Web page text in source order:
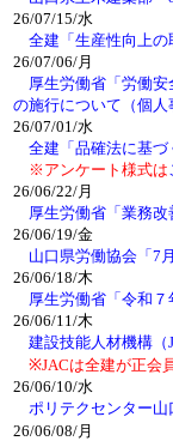
26/07/15/水
全建「生産性向上
26/07/06/月
厚生労働省「労働
の施行について（個人
26/07/01/水
全建「品確法に基
※アンケート様式は
26/06/22/月
厚生労働省「業務
26/06/19/金
山口県労働協会「7
26/06/18/木
厚生労働省「令和
26/06/11/木
建設技能人材機構
※JACは全建が正会
26/06/10/水
ポリテクセンター
26/06/08/月